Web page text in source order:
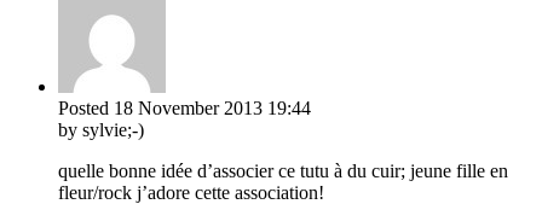
Posted 18 November 2013 19:44
by sylvie;-)
quelle bonne idée d’associer ce tutu à du cuir; jeune fille en
fleur/rock j’adore cette association!